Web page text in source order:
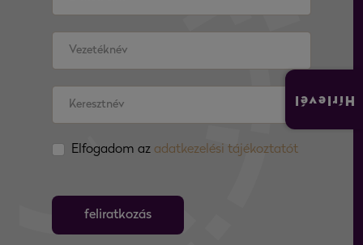
Elfogadom az adatkezelési tájékoztatót
feliratkozás
Hírlevél